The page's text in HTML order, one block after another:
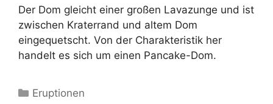
Der Dom gleicht einer großen Lavazunge und ist
zwischen Kraterrand und altem Dom
eingequetscht. Von der Charakteristik her
handelt es sich um einen Pancake-Dom.
Kategorien
Eruptionen